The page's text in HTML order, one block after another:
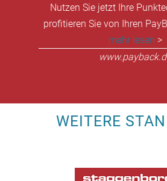
Nutzen Sie jetzt Ihre
profitieren Sie von Ihren
mehr lesen >
WEITERE